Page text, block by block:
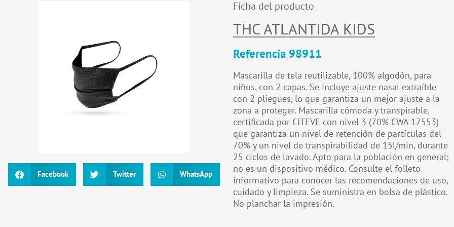
Facebook Twitter WhatsApp
Ficha del producto
THC ATLANTIDA KIDS
Referencia 98911
Mascarilla de tela reutilizable, 100% algodón, para
niños, con 2 capas. Se incluye ajuste nasal extraíble
con 2 pliegues, lo que garantiza un mejor ajuste a la
zona a proteger. Mascarilla cómoda y transpirable,
certificada por CITEVE con nivel 3 (70% CWA 17553)
que garantiza un nivel de retención de partículas del
70% y un nivel de transpirabilidad de 15l/min, durante
25 ciclos de lavado. Apto para la población en general;
no es un dispositivo médico. Consulte el folleto
informativo para conocer las recomendaciones de uso,
cuidado y limpieza. Se suministra en bolsa de plástico.
No planchar la impresión.